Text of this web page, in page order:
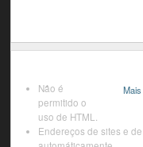
Não é
permitido o
uso de HTML.
Endereços de sites e